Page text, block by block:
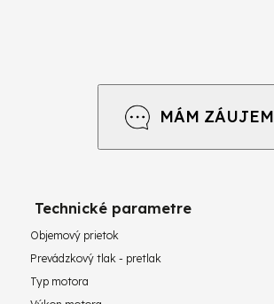
MÁM ZÁUJEM
Technické parametre
Objemový prietok
Prevádzkový tlak - pretlak
Typ motora